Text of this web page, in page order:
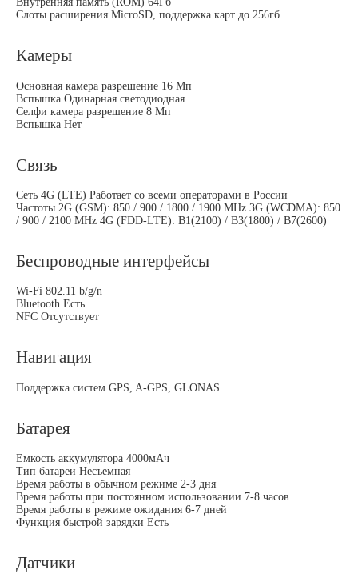
Слоты расширения MicroSD, поддержка карт до 256гб
Камеры
Основная камера разрешение 16 Мп
Вспышка Одинарная светодиодная
Селфи камера разрешение 8 Мп
Вспышка Нет
Связь
Сеть 4G (LTE) Работает со всеми операторами в России
Частоты 2G (GSM): 850 / 900 / 1800 / 1900 MHz 3G (WCDMA): 850
/ 900 / 2100 MHz 4G (FDD-LTE): B1(2100) / B3(1800) / B7(2600)
Беспроводные интерфейсы
Wi-Fi 802.11 b/g/n
Bluetooth Есть
NFC Отсутствует
Навигация
Поддержка систем GPS, A-GPS, GLONAS
Батарея
Емкость аккумулятора 4000мАч
Тип батареи Несъемная
Время работы в обычном режиме 2-3 дня
Время работы при постоянном использовании 7-8 часов
Время работы в режиме ожидания 6-7 дней
Функция быстрой зарядки Есть
Датчики